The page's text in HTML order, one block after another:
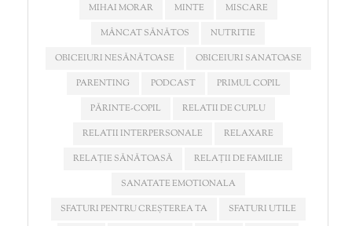
MIHAI MORAR
MINTE
MISCARE
MÂNCAT SĂNĂTOS
NUTRITIE
OBICEIURI NESĂNĂTOASE
OBICEIURI SANATOASE
PARENTING
PODCAST
PRIMUL COPIL
PĂRINTE-COPIL
RELATII DE CUPLU
RELATII INTERPERSONALE
RELAXARE
RELAȚIE SĂNĂTOASĂ
RELAȚII DE FAMILIE
SANATATE EMOTIONALA
SFATURI PENTRU CREȘTEREA TA
SFATURI UTILE